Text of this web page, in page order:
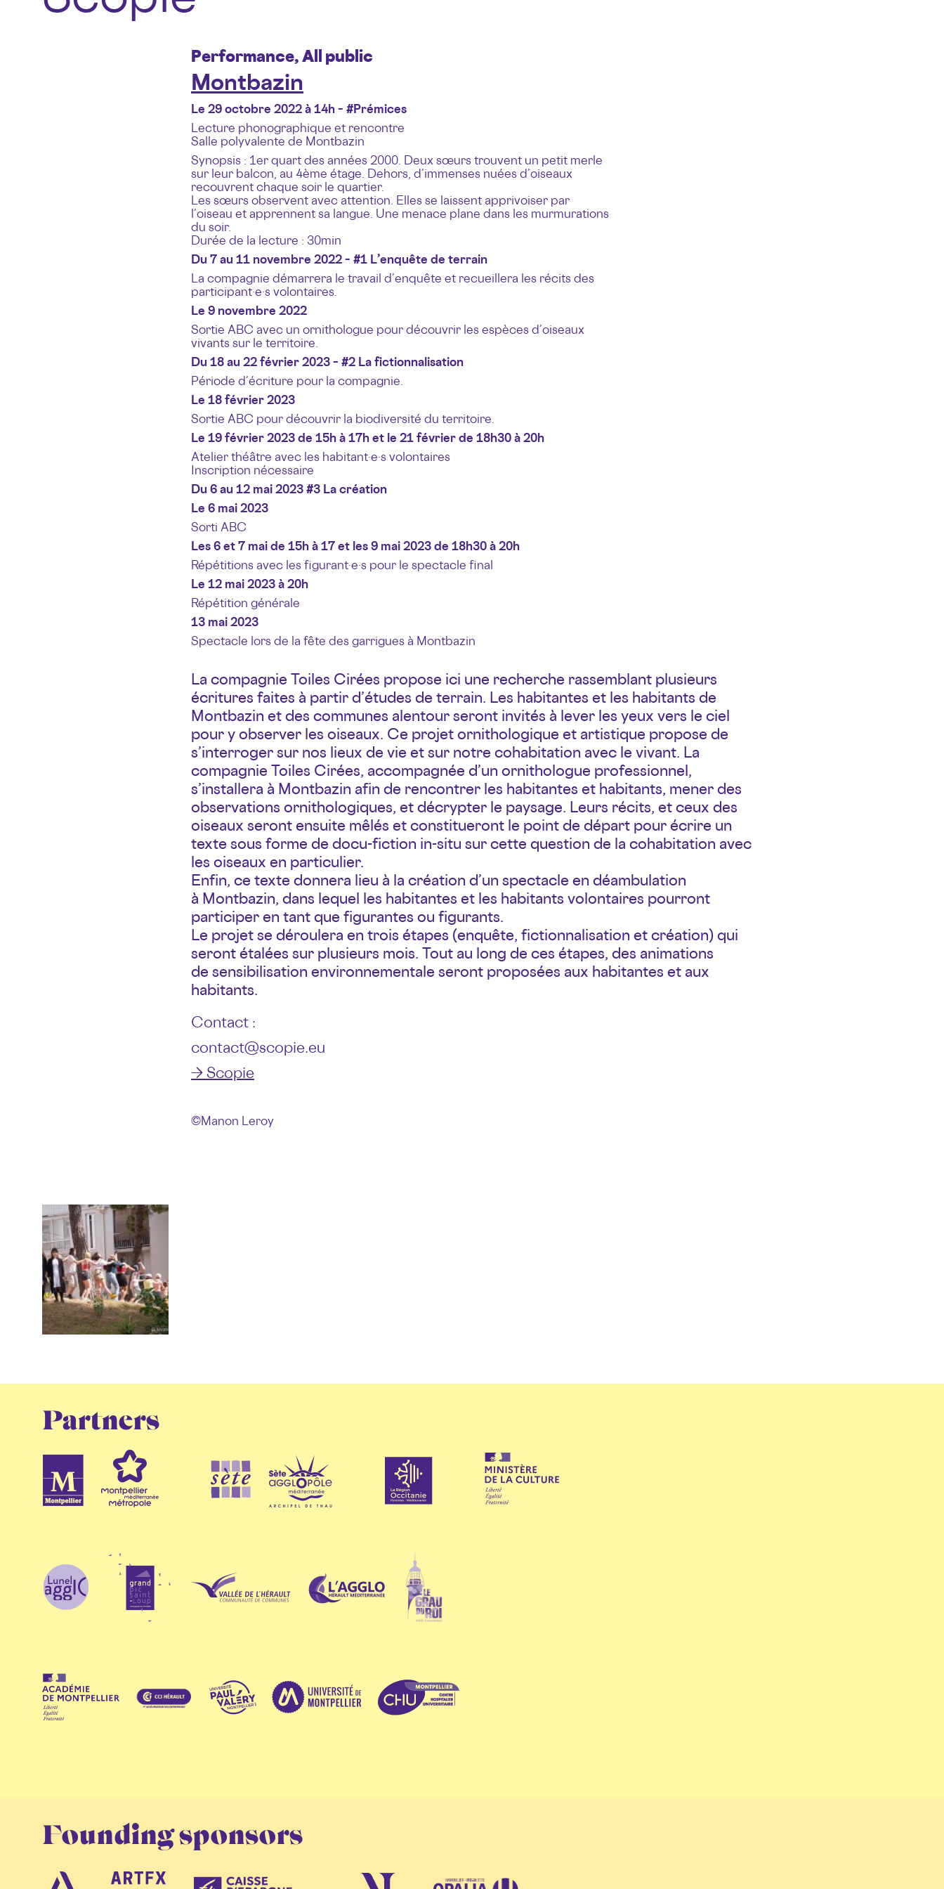
Performance, All public
Montbazin
Le 29 octobre 2022 à 14h – #Prémices
Lecture phonographique et rencontre
Salle polyvalente de Montbazin
Synopsis : 1er quart des années 2000. Deux sœurs trouvent un petit merle
sur leur balcon, au 4ème étage. Dehors, d’immenses nuées d’oiseaux
recouvrent chaque soir le quartier.
Les sœurs observent avec attention. Elles se laissent apprivoiser par
l’oiseau et apprennent sa langue. Une menace plane dans les murmurations
du soir.
Durée de la lecture : 30min
Du 7 au 11 novembre 2022 – #1 L’enquête de terrain
La compagnie démarrera le travail d’enquête et recueillera les récits des
participant·e·s volontaires.
Le 9 novembre 2022
Sortie ABC avec un ornithologue pour découvrir les espèces d’oiseaux
vivants sur le territoire.
Du 18 au 22 février 2023 – #2 La fictionnalisation
Période d’écriture pour la compagnie.
Le 18 février 2023
Sortie ABC pour découvrir la biodiversité du territoire.
Le 19 février 2023 de 15h à 17h et le 21 février de 18h30 à 20h
Atelier théâtre avec les habitant·e·s volontaires
Inscription nécessaire
Du 6 au 12 mai 2023 #3 La création
Le 6 mai 2023
Sorti ABC
Les 6 et 7 mai de 15h à 17 et les 9 mai 2023 de 18h30 à 20h
Répétitions avec les figurant·e·s pour le spectacle final
Le 12 mai 2023 à 20h
Répétition générale
13 mai 2023
Spectacle lors de la fête des garrigues à Montbazin
La compagnie Toiles Cirées propose ici une recherche rassemblant plusieurs
écritures faites à partir d’études de terrain. Les habitantes et les habitants de
Montbazin et des communes alentour seront invités à lever les yeux vers le ciel
pour y observer les oiseaux. Ce projet ornithologique et artistique propose de
s’interroger sur nos lieux de vie et sur notre cohabitation avec le vivant. La
compagnie Toiles Cirées, accompagnée d’un ornithologue professionnel,
s’installera à Montbazin afin de rencontrer les habitantes et habitants, mener des
observations ornithologiques, et décrypter le paysage. Leurs récits, et ceux des
oiseaux seront ensuite mêlés et constitueront le point de départ pour écrire un
texte sous forme de docu-fiction in-situ sur cette question de la cohabitation avec
les oiseaux en particulier.
Enfin, ce texte donnera lieu à la création d’un spectacle en déambulation
à Montbazin, dans lequel les habitantes et les habitants volontaires pourront
participer en tant que figurantes ou figurants.
Le projet se déroulera en trois étapes (enquête, fictionnalisation et création) qui
seront étalées sur plusieurs mois. Tout au long de ces étapes, des animations
de sensibilisation environnementale seront proposées aux habitantes et aux
habitants.
Contact :
contact@scopie.eu
→ Scopie
© Manon Leroy
Partners
Founding sponsors